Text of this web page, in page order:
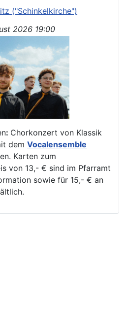
("Schinkelkirche")
2026 19:00
: Chorkonzert von Klassik
dem Vocalensemble
Karten zum
von 13,- € sind im Pfarramt
sowie für 15,- € an